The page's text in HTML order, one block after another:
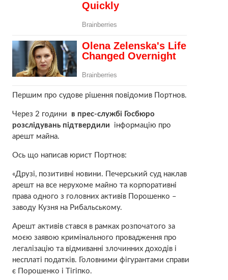
Першим про судове рішення повідомив Портнов.
Через 2 години в прес-службі Госбюро
розслідувань підтвердили інформацію про
арешт майна.
Ось що написав юрист Портнов:
«Друзі, позитивні новини. Печерський суд наклав
арешт на все нерухоме майно та корпоративні
права одного з головних активів Порошенко –
заводу Кузня на Рибальському.
Арешт активів стався в рамках розпочатого за
моєю заявою кримінального провадження про
легалізацію та відмиванні злочинних доходів і
несплаті податків. Головними фігурантами справи
є Порошенко і Тігіпко.